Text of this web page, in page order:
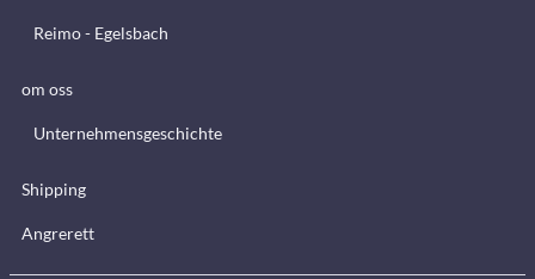
Reimo - Egelsbach
om oss
Unternehmensgeschichte
Shipping
Angrerett